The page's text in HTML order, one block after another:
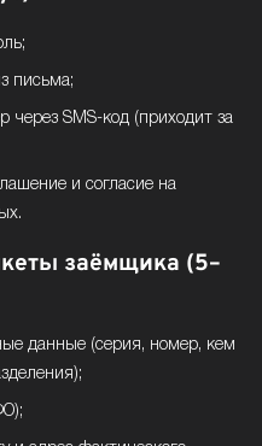
письма;
через SMS-код (приходит за
и согласие на
заёмщика (5–
данные (серия, номер, кем